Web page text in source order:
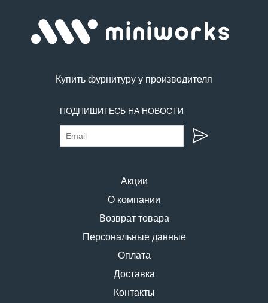
Купить фурнитуру у производителя
ПОДПИШИТЕСЬ НА НОВОСТИ
Акции
О компании
Возврат товара
Персональные данные
Оплата
Доставка
Контакты